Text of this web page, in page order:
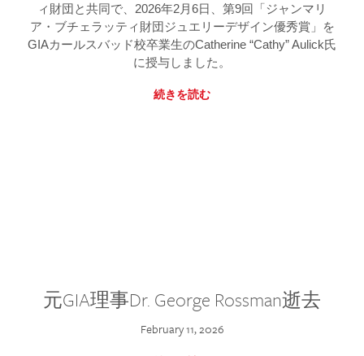
ィ財団と共同で、2026年2月6日、第9回「ジャンマリ
ア・ブチェラッティ財団ジュエリーデザイン優秀賞」を
GIAカールスバッド校卒業生のCatherine “Cathy” Aulick氏
に授与しました。
続きを読む
元GIA理事Dr. George Rossman逝去
February 11, 2026